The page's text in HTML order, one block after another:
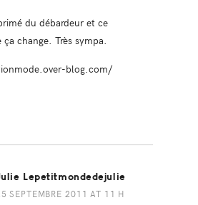
du débardeur et ce
change. Très sympa.
blog.com/
Lepetitmondedejulie
SEPTEMBRE 2011 AT 11 H